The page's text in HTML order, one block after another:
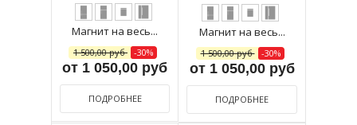
Магнит на весь...
1 500,00 руб -30%
от 1 050,00 руб
ПОДРОБНЕЕ
Магнит на весь...
1 500,00 руб -30%
от 1 050,00 руб
ПОДРОБНЕЕ